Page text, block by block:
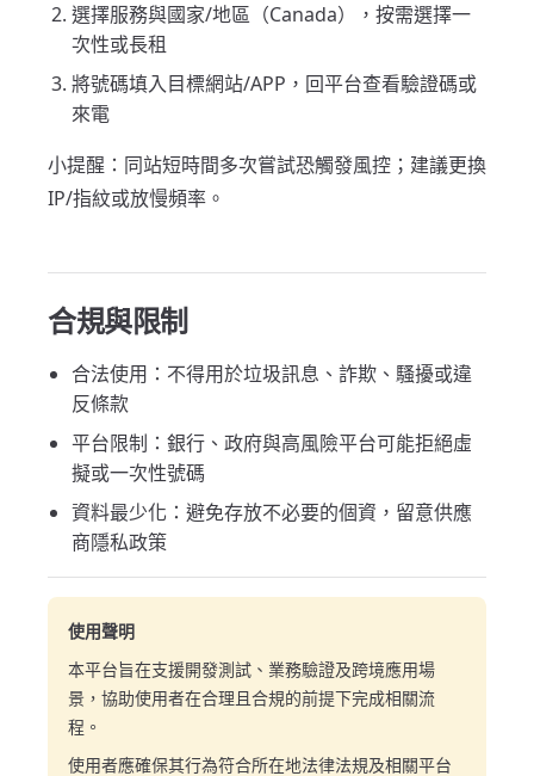
選擇服務與國家/地區（Canada），按需選擇一
次性或長租
將號碼填入目標網站/APP，回平台查看驗證碼或
來電
小提醒：同站短時間多次嘗試恐觸發風控；建議更換
IP/指紋或放慢頻率。
合規與限制
合法使用：不得用於垃圾訊息、詐欺、騷擾或違
反條款
平台限制：銀行、政府與高風險平台可能拒絕虛
擬或一次性號碼
資料最少化：避免存放不必要的個資，留意供應
商隱私政策
使用聲明
本平台旨在支援開發測試、業務驗證及跨境應用場
景，協助使用者在合理且合規的前提下完成相關流
程。
使用者應確保其行為符合所在地法律法規及相關平台